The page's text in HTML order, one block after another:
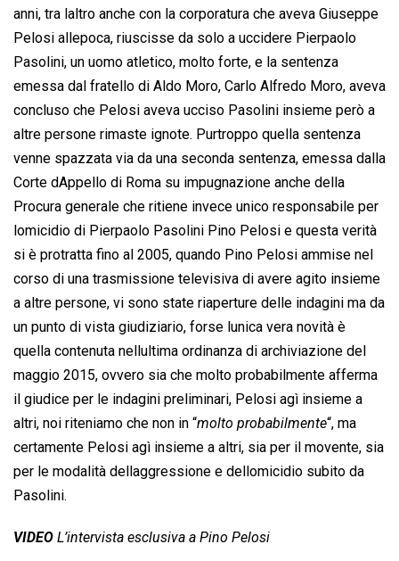
anni, tra laltro anche con la corporatura che aveva Giuseppe
Pelosi allepoca, riuscisse da solo a uccidere Pierpaolo
Pasolini, un uomo atletico, molto forte, e la sentenza
emessa dal fratello di Aldo Moro, Carlo Alfredo Moro, aveva
concluso che Pelosi aveva ucciso Pasolini insieme però a
altre persone rimaste ignote. Purtroppo quella sentenza
venne spazzata via da una seconda sentenza, emessa dalla
Corte dAppello di Roma su impugnazione anche della
Procura generale che ritiene invece unico responsabile per
lomicidio di Pierpaolo Pasolini Pino Pelosi e questa verità
si è protratta fino al 2005, quando Pino Pelosi ammise nel
corso di una trasmissione televisiva di avere agito insieme
a altre persone, vi sono state riaperture delle indagini ma da
un punto di vista giudiziario, forse lunica vera novità è
quella contenuta nellultima ordinanza di archiviazione del
maggio 2015, ovvero sia che molto probabilmente afferma
il giudice per le indagini preliminari, Pelosi agì insieme a
altri, noi riteniamo che non in “molto probabilmente“, ma
certamente Pelosi agì insieme a altri, sia per il movente, sia
per le modalità dellaggressione e dellomicidio subito da
Pasolini.
VIDEO L’intervista esclusiva a Pino Pelosi